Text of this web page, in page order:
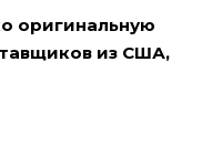
оригинальную
из США,